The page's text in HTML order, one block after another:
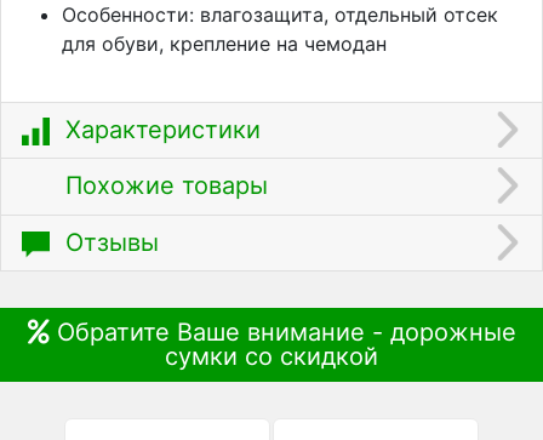
Особенности: влагозащита, отдельный отсек
для обуви, крепление на чемодан
Характеристики
Похожие товары
Отзывы
Обратите Ваше внимание - дорожные
сумки со скидкой